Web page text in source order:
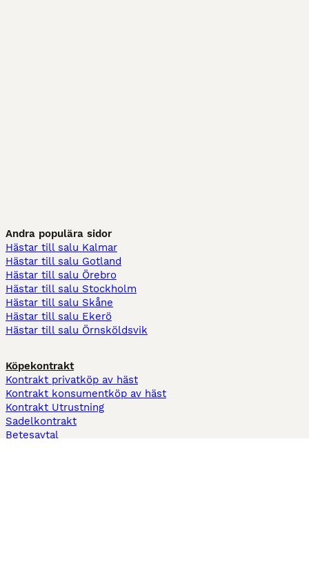
Andra populära sidor
Hästar till salu Kalmar
Hästar till salu Gotland
Hästar till salu Örebro
Hästar till salu Stockholm
Hästar till salu Skåne
Hästar till salu Ekerö
Hästar till salu Örnsköldsvik
Köpekontrakt
Kontrakt privatköp av häst
Kontrakt konsumentköp av häst
Kontrakt Utrustning
Sadelkontrakt
Betesavtal